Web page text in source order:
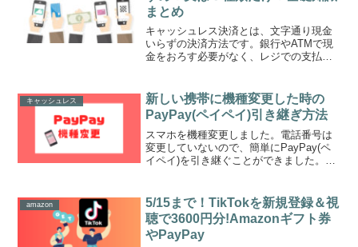
まとめ
キャッシュレス決済とは、文字通り現金
いらずの決済方法です。銀行やATMで現
金をおろす必要がなく、レジでの支払い
様々なキャッシュレス決済が誕生してい
ますよね。この背景には東...
キャッシュレス
新しい携帯に機種変更した時の
PayPay(ペイペイ)引き継ぎ方法
スマホを機種変更しました。電話番号は
変更していないので、簡単にPayPay(ペ
イペイ)を引き継ぐことができました。残
機種変更した時のPayPay(ペイペイ)引き
継ぎ方法...
amazon
5/15まで！TikTokを新規登録＆視
聴で3600円分!Amazonギフト券
やPayPay